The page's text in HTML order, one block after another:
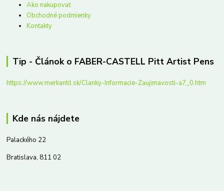
Ako nakupovať
Obchodné podmienky
Kontakty
Tip - Článok o FABER-CASTELL Pitt Artist Pens
https://www.merkantil.sk/Clanky-Informacie-Zaujimavosti-a7_0.htm
Kde nás nájdete
Palackého 22
Bratislava, 811 02